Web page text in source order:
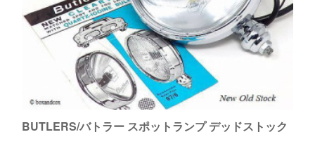
イルの壁掛け時計です。アンティーク加工されたブリキに
「KENSINGTON STATION」「LONDON 1879」のレトロな文字が古…
BUTLERS/バトラー スポットランプ デッドストック